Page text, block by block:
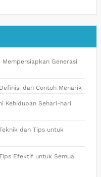
Generasi
dan Contoh Menarik
Kehidupan Sehari-hari
dan Tips untuk
Efektif untuk Semua